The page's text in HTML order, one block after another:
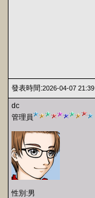
發表時間:2026-04-07 21:39
dc
管理員
性別:男